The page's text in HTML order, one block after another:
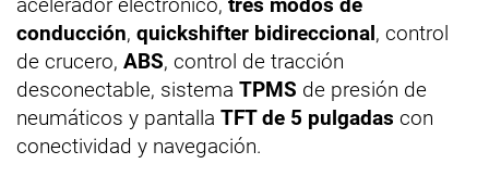
conducción, quickshifter bidireccional, control
de crucero, ABS, control de tracción
desconectable, sistema TPMS de presión de
neumáticos y pantalla TFT de 5 pulgadas con
conectividad y navegación.